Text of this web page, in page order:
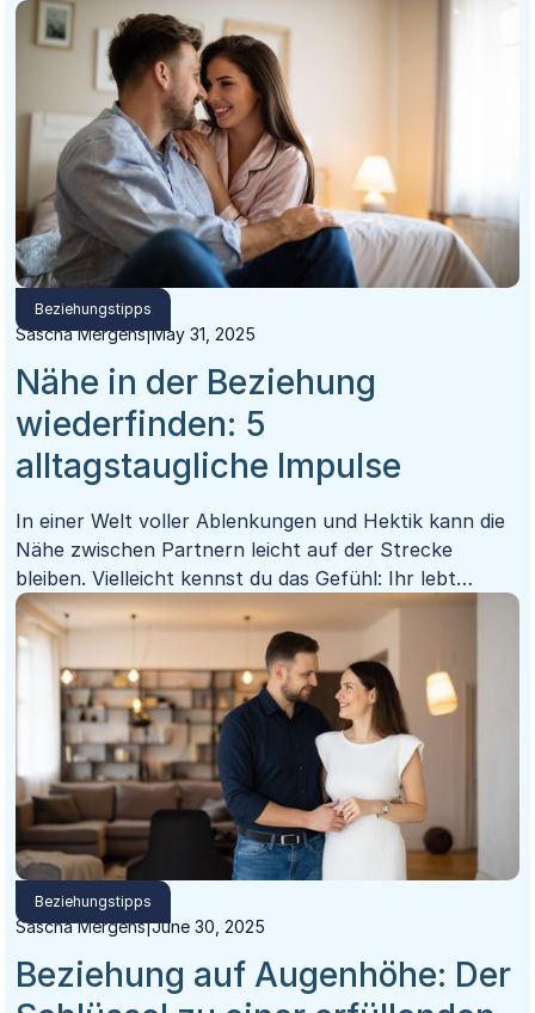
angemessen darauf zu reagieren. Sie umfasst weit
mehr als nur "Gefühlswissen" – sie ist eine
grundlegende Kompetenz, die entscheidenden Einfluss
auf die Qualität unserer Beziehungen hat.Warum ist
emotionale Intelligenz in Beziehungen so wichtig?
Beziehungstipps
Sascha Mergens|May 31, 2025
Nähe in der Beziehung
wiederfinden: 5
alltagstaugliche Impulse
In einer Welt voller Ablenkungen und Hektik kann die
Nähe zwischen Partnern leicht auf der Strecke
bleiben. Vielleicht kennst du das Gefühl: Ihr lebt
nebeneinander her, funktioniert im Alltag, aber die
tiefe Verbindung, die eure Beziehung einst
ausgezeichnet hat, scheint verblasst. Die gute
Nachricht ist: Du kannst diese wertvolle Nähe
zurückgewinnen – mit einfachen, aber wirkungsvollen
Impulsen für deinen Alltag.
Beziehungstipps
Sascha Mergens|June 30, 2025
Beziehung auf Augenhöhe: Der